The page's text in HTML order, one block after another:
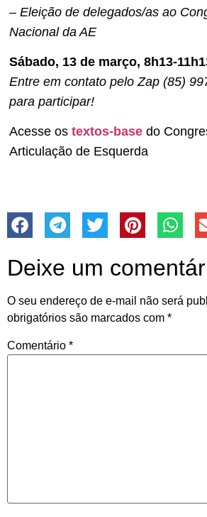
– Eleição de delegados/as ao
Nacional da AE
Sábado, 13 de março, 8h13-
Entre em contato pelo Zap (85)
para participar!
Acesse os textos-base do
Articulação de Esquerda
Deixe um
O seu endereço de e-mail não será
obrigatórios são marcados com *
Comentário *